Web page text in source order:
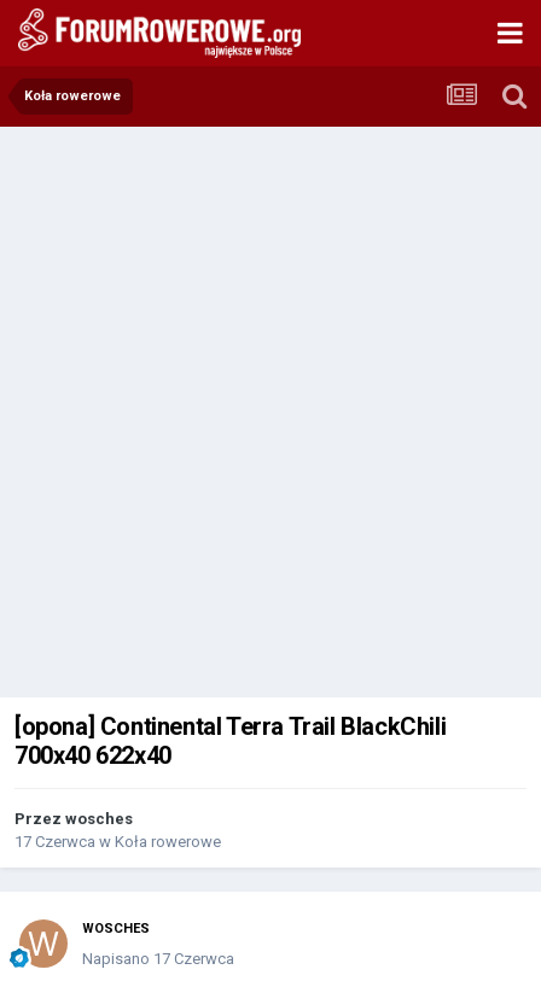
Koła rowerowe
[opona] Continental Terra Trail BlackChili
700x40 622x40
Przez wosches
17 Czerwca w Koła rowerowe
WOSCHES
Napisano 17 Czerwca